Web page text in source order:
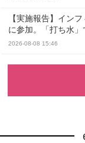
【実施報告】イン
に参加。「打ち水」
2026-08-08 15:46